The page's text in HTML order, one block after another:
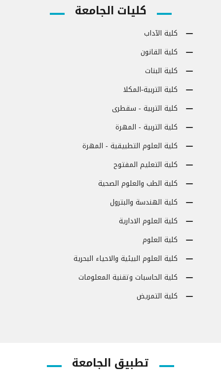
كليات الجامعة
كلية الآداب
كلية القانون
كلية البنات
كلية التربية-المكلا
كلية التربية - سقطرى
كلية التربية - المهرة
كلية العلوم التطبيقية - المهرة
كلية التعليم المفتوح
كلية الطب والعلوم الصحية
كلية الهندسة والبترول
كلية العلوم الادارية
كلية العلوم
كلية العلوم البيئية والاحياء البحرية
كلية الحاسبات وتقنية المعلومات
كلية التمريض
تطبيق الجامعة